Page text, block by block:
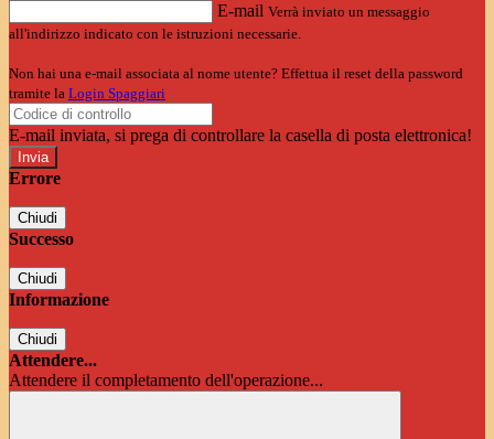
E-mail Verrà inviato un messaggio
all'indirizzo indicato con le istruzioni necessarie.
Non hai una e-mail associata al nome utente? Effettua il reset della password
tramite la Login Spaggiari
E-mail inviata, si prega di controllare la casella di posta elettronica!
Errore
Chiudi
Successo
Chiudi
Informazione
Chiudi
Attendere...
Attendere il completamento dell'operazione...